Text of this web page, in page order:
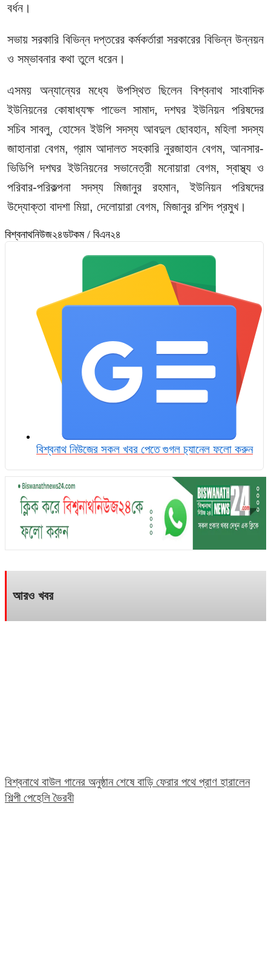
বর্ধন।
সভায় সরকারি বিভিন্ন দপ্তরের কর্মকর্তারা সরকারের বিভিন্ন উন্নয়ন
ও সম্ভাবনার কথা তুলে ধরেন।
এসময় অন্যান্যের মধ্যে উপস্থিত ছিলেন বিশ্বনাথ সাংবাদিক
ইউনিয়নের কোষাধ্যক্ষ পাভেল সামাদ, দশঘর ইউনিয়ন পরিষদের
সচিব সাবলু, হোসেন ইউপি সদস্য আবদুল ছোবহান, মহিলা সদস্য
জাহানারা বেগম, গ্রাম আদালত সহকারি নুরজাহান বেগম, আনসার-
ভিডিপি দশঘর ইউনিয়নের সভানেত্রী মনোয়ারা বেগম, স্বাস্থ্য ও
পরিবার-পরিকল্পনা সদস্য মিজানুর রহমান, ইউনিয়ন পরিষদের
উদ্যোক্তা বাদশা মিয়া, দেলোয়ারা বেগম, মিজানুর রশিদ প্রমুখ।
বিশ্বনাথনিউজ২৪ডটকম / বিএন২৪
বিশ্বনাথ নিউজের সকল খবর পেতে গুগল চ‌্যানেল ফলো করুন
আরও খবর
বিশ্বনাথে বাউল গানের অনুষ্ঠান শেষে বাড়ি ফেরার পথে প্রাণ হারালেন
শিল্পী পেহেলি ভৈরবী